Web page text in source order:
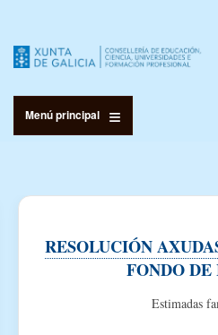
de
cuenta
usuario
Menú principal
RESOLUCIÓN
FONDO DE
Estimadas